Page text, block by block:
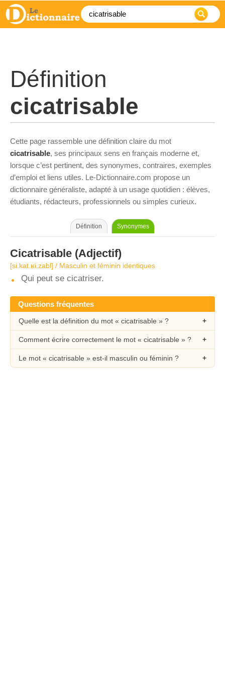
Définition
cicatrisable
Cette page rassemble une définition claire du mot
cicatrisable, ses principaux sens en français moderne et,
lorsque c’est pertinent, des synonymes, contraires, exemples
d’emploi et liens utiles. Le-Dictionnaire.com propose un
dictionnaire généraliste, adapté à un usage quotidien : élèves,
étudiants, rédacteurs, professionnels ou simples curieux.
Définition Synonymes
Cicatrisable (Adjectif)
[si.kat.ʁi.zabl] / Masculin et féminin identiques
Qui peut se cicatriser.
Questions fréquentes
Quelle est la définition du mot « cicatrisable » ?
Comment écrire correctement le mot « cicatrisable » ?
Le mot « cicatrisable » est-il masculin ou féminin ?